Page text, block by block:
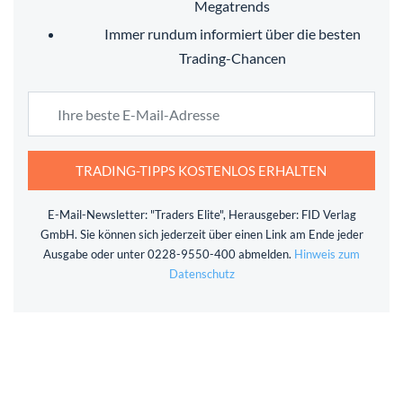
Megatrends
Immer rundum informiert über die besten
Trading-Chancen
TRADING-TIPPS KOSTENLOS ERHALTEN
E-Mail-Newsletter: "Traders Elite", Herausgeber: FID Verlag
GmbH. Sie können sich jederzeit über einen Link am Ende jeder
Ausgabe oder unter 0228-9550-400 abmelden. Hinweis zum
Datenschutz